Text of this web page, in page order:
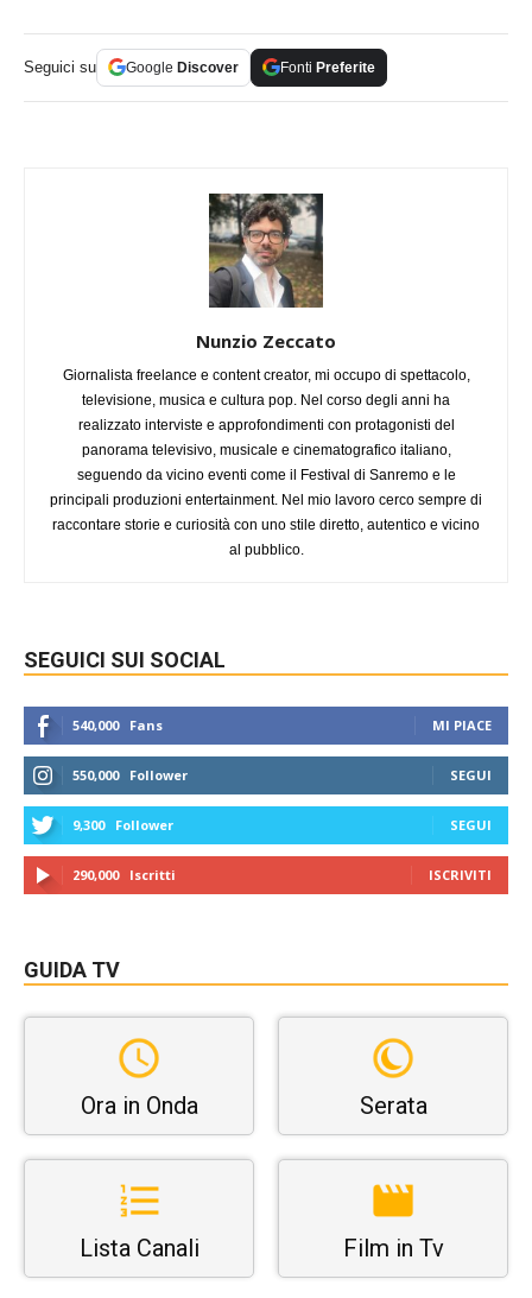
Seguici su Google Discover Fonti Preferite
Nunzio Zeccato
Giornalista freelance e content creator, mi occupo di spettacolo,
televisione, musica e cultura pop. Nel corso degli anni ha
realizzato interviste e approfondimenti con protagonisti del
panorama televisivo, musicale e cinematografico italiano,
seguendo da vicino eventi come il Festival di Sanremo e le
principali produzioni entertainment. Nel mio lavoro cerco sempre di
raccontare storie e curiosità con uno stile diretto, autentico e vicino
al pubblico.
SEGUICI SUI SOCIAL
540,000 Fans MI PIACE
550,000 Follower SEGUI
9,300 Follower SEGUI
290,000 Iscritti ISCRIVITI
GUIDA TV
Ora in Onda Serata
Lista Canali Film in Tv